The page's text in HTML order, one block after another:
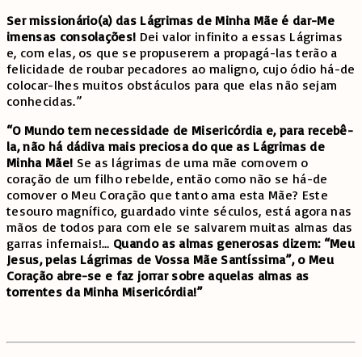
Ser missionário(a) das Lágrimas de Minha Mãe é dar-Me
imensas consolações! Dei valor infinito a essas Lágrimas
e, com elas, os que se propuserem a propagá-las terão a
felicidade de roubar pecadores ao maligno, cujo ódio há-de
colocar-lhes muitos obstáculos para que elas não sejam
conhecidas.”
“O Mundo tem necessidade de Misericórdia e, para recebê-
la, não há dádiva mais preciosa do que as Lágrimas de
Minha Mãe! Se as lágrimas de uma mãe comovem o
coração de um filho rebelde, então como não se há-de
comover o Meu Coração que tanto ama esta Mãe? Este
tesouro magnífico, guardado vinte séculos, está agora nas
mãos de todos para com ele se salvarem muitas almas das
garras infernais!… Quando as almas generosas dizem: “Meu
Jesus, pelas Lágrimas de Vossa Mãe Santíssima”, o Meu
Coração abre-se e faz jorrar sobre aquelas almas as
torrentes da Minha Misericórdia!”